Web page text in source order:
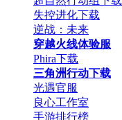
失控进化下载
逆战：未来
穿越火线体验服
Phira下载
三角洲行动下载
光遇官服
良心工作室
手游排行榜